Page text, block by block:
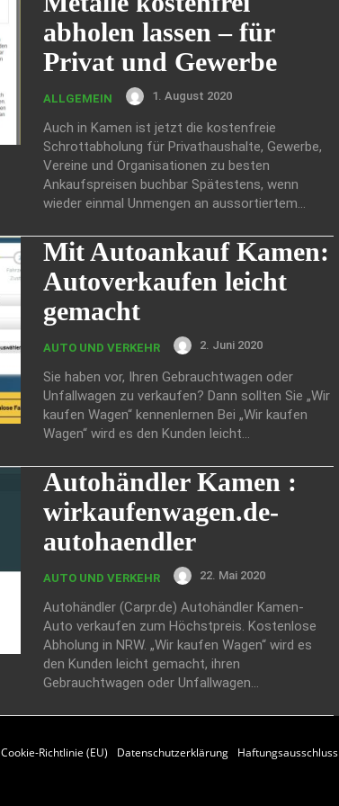
abholen lassen – für
Privat und Gewerbe
ALLGEMEIN 1. August 2020
Auch in Kamen ist jetzt die kostenfreie
Schrottabholung für Privathaushalte, Gewerbe,
Vereine und Organisationen zu besten
Ankaufspreisen buchbar Spätestens, wenn
wieder einmal Unmengen an aussortiertem...
Mit Autoankauf Kamen:
Autoverkaufen leicht
gemacht
AUTO UND VERKEHR 2. Juni 2020
Sie haben vor, Ihren Gebrauchtwagen oder
Unfallwagen zu verkaufen? Dann sollten Sie „Wir
kaufen Wagen“ kennenlernen Bei „Wir kaufen
Wagen“ wird es den Kunden leicht...
Autohändler Kamen :
wirkaufenwagen.de-
autohaendler
AUTO UND VERKEHR 22. Mai 2020
Autohändler (Carpr.de) Autohändler Kamen-
Auto verkaufen zum Höchstpreis. Kostenlose
Abholung in NRW. „Wir kaufen Wagen“ wird es
den Kunden leicht gemacht, ihren
Gebrauchtwagen oder Unfallwagen...
Cookie-Richtlinie (EU) Datenschutzerklärung Haftungsausschluss